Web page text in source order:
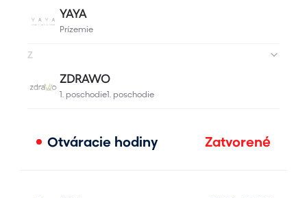
Otváracie hodiny Zatvorené